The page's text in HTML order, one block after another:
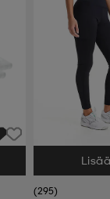
Valitse Koko
(295)